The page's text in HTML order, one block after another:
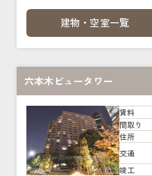
建物・空室一覧
六本木ビュータワー
賃料
間取り
住所
交通
竣工